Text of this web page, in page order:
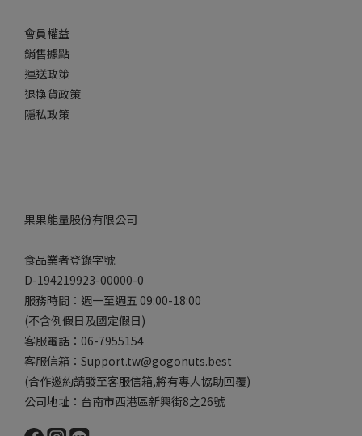
會員權益
銷售據點
運送政策
退換貨政策
隱私政策
果果能量股份有限公司
食品業者登錄字號
D-194219923-00000-0
服務時間：週一至週五 09:00-18:00
(不含例假日及國定假日)
客服電話：06-7955154
客服信箱：Support.tw@gogonuts.best
(合作邀約請發至客服信箱,將有專人協助回覆)
公司地址：台南市西港區新興街8之26號